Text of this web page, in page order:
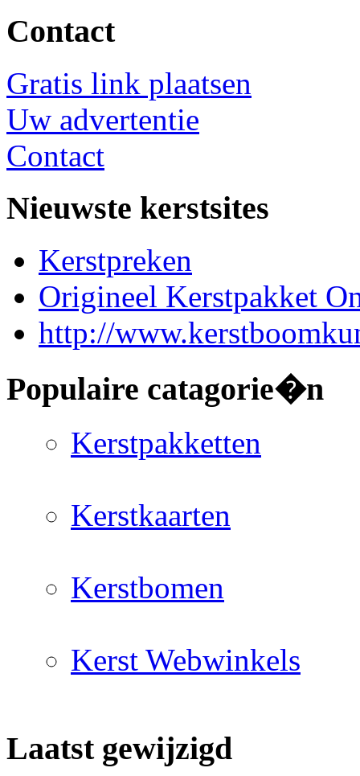
Contact
Gratis link plaatsen
Uw advertentie
Contact
Nieuwste kerstsites
Kerstpreken
Origineel Kerstpakket
http://
Populaire catagorie�n
Kerstpakketten
Kerstkaarten
Kerstbomen
Kerst Webwinkels
Laatst gewijzigd